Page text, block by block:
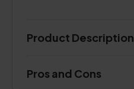
Product Description
Pros and Cons